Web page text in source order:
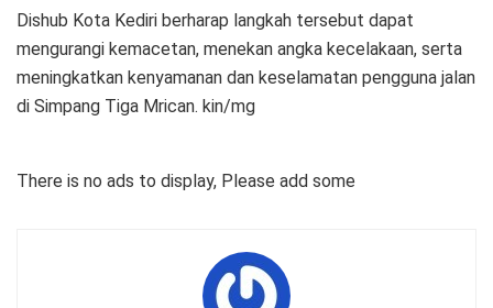
Dishub Kota Kediri berharap langkah tersebut dapat
mengurangi kemacetan, menekan angka kecelakaan, serta
meningkatkan kenyamanan dan keselamatan pengguna jalan
di Simpang Tiga Mrican. kin/mg
There is no ads to display, Please add some